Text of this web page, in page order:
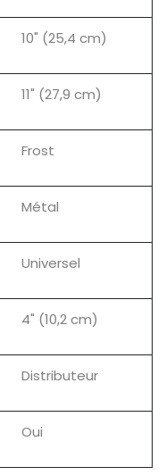
10" (25,4 cm)
11" (27,9 cm)
Frost
Métal
Universel
4" (10,2 cm)
Distributeur
Oui